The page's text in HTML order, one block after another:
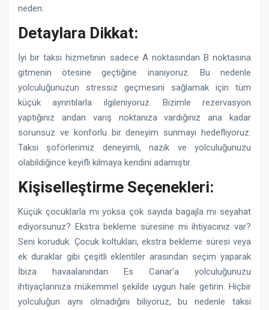
neden:
Detaylara Dikkat:
İyi bir taksi hizmetinin sadece A noktasından B noktasına
gitmenin ötesine geçtiğine inanıyoruz. Bu nedenle
yolculuğunuzun stressiz geçmesini sağlamak için tüm
küçük ayrıntılarla ilgileniyoruz. Bizimle rezervasyon
yaptığınız andan varış noktanıza vardığınız ana kadar
sorunsuz ve konforlu bir deneyim sunmayı hedefliyoruz.
Taksi şoförlerimiz deneyimli, nazik ve yolculuğunuzu
olabildiğince keyifli kılmaya kendini adamıştır.
Kişiselleştirme Seçenekleri:
Küçük çocuklarla mı yoksa çok sayıda bagajla mı seyahat
ediyorsunuz? Ekstra bekleme süresine mi ihtiyacınız var?
Seni koruduk. Çocuk koltukları, ekstra bekleme süresi veya
ek duraklar gibi çeşitli eklentiler arasından seçim yaparak
İbiza havaalanından Es Canar’a yolculuğunuzu
ihtiyaçlarınıza mükemmel şekilde uygun hale getirin. Hiçbir
yolculuğun aynı olmadığını biliyoruz, bu nedenle taksi